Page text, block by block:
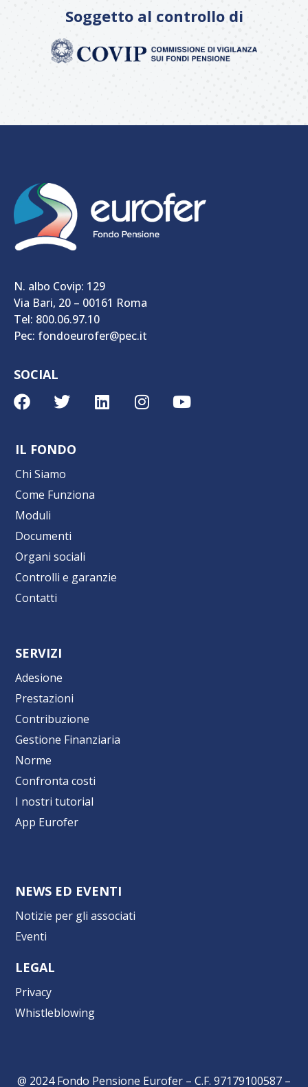
Soggetto al controllo di
N. albo Covip: 129
Via Bari, 20 – 00161 Roma
Tel: 800.06.97.10
Pec: fondoeurofer@pec.it
SOCIAL
IL FONDO
Chi Siamo
Come Funziona
Moduli
Documenti
Organi sociali
Controlli e garanzie
Contatti
SERVIZI
Adesione
Prestazioni
Contribuzione
Gestione Finanziaria
Norme
Confronta costi
I nostri tutorial
App Eurofer
NEWS ED EVENTI
Notizie per gli associati
Eventi
LEGAL
Privacy
Whistleblowing
@ 2024 Fondo Pensione Eurofer – C.F. 97179100587 –